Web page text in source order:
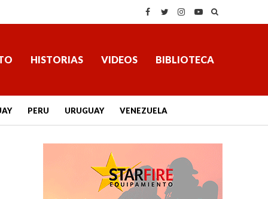
HISTORIAS VIDEOS BIBLIOTECA
PERU URUGUAY VENEZUELA